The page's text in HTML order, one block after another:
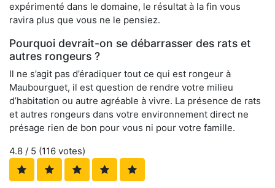
expérimenté dans le domaine, le résultat à la fin vous
ravira plus que vous ne le pensiez.
Pourquoi devrait-on se débarrasser des rats et
autres rongeurs ?
Il ne s’agit pas d’éradiquer tout ce qui est rongeur à
Maubourguet, il est question de rendre votre milieu
d’habitation ou autre agréable à vivre. La présence de rats
et autres rongeurs dans votre environnement direct ne
présage rien de bon pour vous ni pour votre famille.
4.8 / 5 (116 votes)